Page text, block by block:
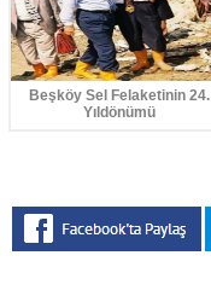
Beşköy Sel Felaketinin 24.
Yıldönümü